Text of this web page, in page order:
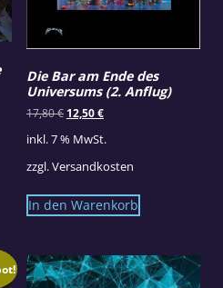
Die Bar am Ende des
Universums (2. Anflug)
17,80€ Ursprünglicher
war:
17,80 €
12,50€Aktueller
ist:
inkl. 7 % MwSt.
zzgl.Versandkosten
In den Warenkorb